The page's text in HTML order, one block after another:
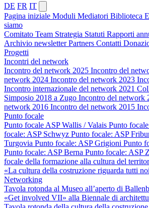
DE FR IT
Pagina iniziale Moduli Mediatori Biblioteca
siamo
Comitato Team Strategia Statuti Rapporti
Archivio newsletterPartners Contatti
Progetti
Incontri del network
Incontro del network 2025 Incontro del
network 2024 Incontro del network 2023
Incontro internazionale del network 2021
Simposio 2018 a Zugo Incontro del network
network 2016 Incontro del network 2015
Punto focale
Punto focale ASP Wallis / Valais Punto
focale: ASP Schwyz Punto focale: ASP
Turgovia Punto focale: ASP Grigioni Punto
Punto focale: ASP Berna Punto focale: ASP
focale della formazione alla cultura del
«La cultura della costruzione riguarda tutti
Networking
Tavola rotonda al Museo all’aperto di
«Get involved VII» alla Biennale di